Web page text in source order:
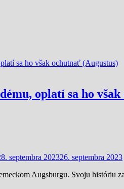
oplatí sa ho
septembra 202326. septembra 2023
Augsburgu. Svoju históriu